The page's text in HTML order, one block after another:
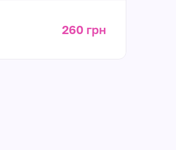
260 грн